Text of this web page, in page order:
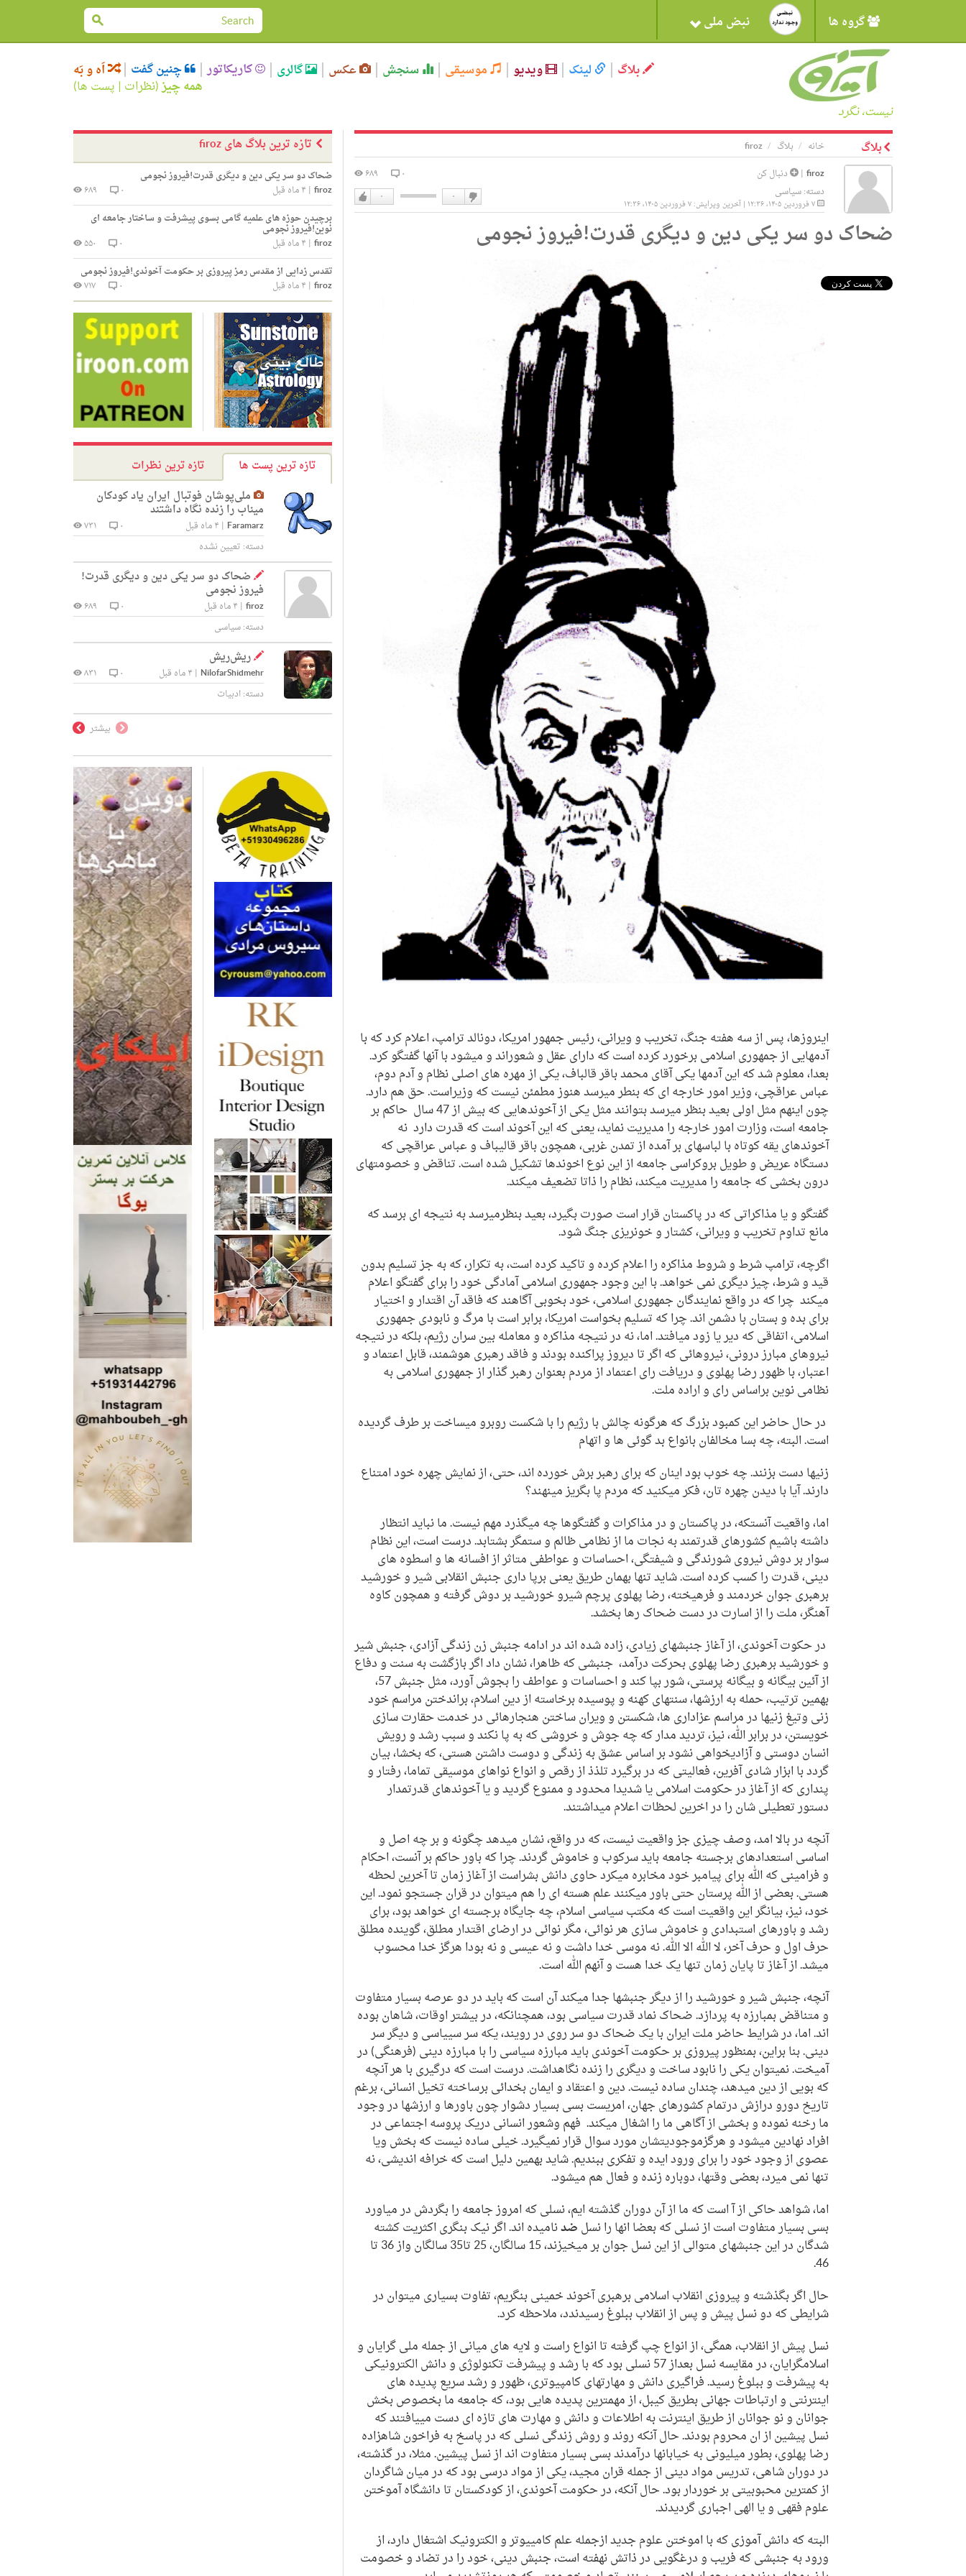
گروه ها نبض ملی
نیست، نگرد
بلاگ لینک ویدیو موسیقی سنجش عکس گالری کاریکاتور چنین گفت اَه و بَه
همه چیز(نظرات | پست ها)
خانه بلاگ بلاگ
firoz
|
دنبال کن
دسته:سیاسی
۰ ۶۸۹
دوست
۰ ۰
دوست
ضحاک دو سر یکی دین و دیگری قدرت!فیروز نجومی
اینروزها، پس از سه هفته جنگ، تخریب و ویرانی، رئیس جمهور امریکا، دونالد ترامپ، اعلام کرد که با
آدمهایی از جمهوری اسلامی برخورد کرده است که دارای عقل و شعوراند و میشود با آنها گفتگو کرد.
بعدا، معلوم شد که این آدمها یکی آقای محمد باقر قالباف، یکی از مهره های اصلی نظام و آدم دوم،
عباس عراقچی، وزیر امور خارجه ای که بنطر میرسد هنوز مطمئن نیست که وزیراست. حق هم دارد.
چون اینهم مثل اولی بعید بنظر میرسد بتوانند مثل یکی از آخوندهایی که بیش از 47 سال حاکم بر
جامعه است، وزارت امور خارجه را مدیریت نماید، یعنی که این آخوند است که قدرت دارد نه
آخوندهای یقه کوتاه با لباسهای بر آمده از تمدن غربی، همچون باقر قالیباف و عباس عراقچی که
دستگاه عریض و طویل بروکراسی جامعه از این نوع اخوندها تشکیل شده است. تناقض و خصومتهای
درون بخشی که جامعه را مدیریت میکند، نظام را ذاتا تضعیف میکند.
گفتگو و یا مذاکراتی که در پاکستان قرار است صورت بگیرد، بعید بنظرمیرسد به نتیجه ای برسد که
مانع تداوم تخریب و ویرانی، کشتار و خونریزی جنگ شود.
اگرچه، ترامپ شرط و شروط مذاکره را اعلام کرده و تاکید کرده است، به تکرار، که به جز تسلیم بدون
قید و شرط، چیز دیگری نمی خواهد. با این وجود جمهوری اسلامی آمادگی خود را برای گفتگو اعلام
میکند چرا که در واقع نمایندگان جمهوری اسلامی، خود بخوبی آگاهند که فاقد آن اقتدار و اختیار
برای بده و بستان با دشمن اند. چرا که تسلیم بخواست امریکا، برابر است با مرگ و نابودی جمهوری
اسلامی، اتفاقی که دیر یا زود میافتد. اما، نه در نتیجه مذاکره و معامله بین سران رژیم، بلکه در نتیجه
نیروهای مبارز درونی، نیروهائی که اگر تا دیروز پراکنده بودند و فاقد رهبری هوشمند، قابل اعتماد و
اعتبار، با ظهور رضا پهلوی و دریافت رای اعتماد از مردم بعنوان رهبر گذار از جمهوری اسلامی به
نظامی نوین براساس رای و اراده ملت.
در حال حاضر این کمبود بزرگ که هرگونه چالش با رژیم را با شکست روبرو میساخت بر طرف گردیده
است. البته، چه بسا مخالفان بانواع بد گوئی ها و اتهام
زنیها دست بزنند. چه خوب بود اینان که برای رهبر برش خورده اند، حتی، از نمایش چهره خود امتناع
دارند. آیا با دیدن چهره تان، فکر میکنید که مردم پا بگریز مینهند؟
اما، واقعیت آنستکه، در پاکستان و در مذاکرات و گفتگوها چه میگذرد مهم نیست. ما نباید انتظار
داشته باشیم کشورهای قدرتمند به نجات ما از نظامی ظالم و ستمگر بشتابد. درست است، این نظام
سوار بر دوش نیروی شورندگی و شیفتگی، احساسات و عواطفی متاثر از افسانه ها و اسطوه های
دینی، قدرت را کسب کرده است. شاید تنها بهمان طریق یعنی برپا داری جنبش انقلابی شیر و خورشید
برهبری جوان خردمند و فرهیخته، رضا پهلوی پرچم شیرو خورشید بر دوش گرفته و همچون کاوه
آهنگر، ملت را از اسارت در دست ضحاک رها بخشد.
در حکوت آخوندی، از آغاز جنبشهای زیادی، زاده شده اند در ادامه جنبش زن زندگی آزادی، جنبش شیر
و خورشید برهبری رضا پهلوی بحرکت درآمد، جنبشی که ظاهرا، نشان داد اگر بازگشت به سنت و دفاع
از آئین بیگانه و بیگانه پرستی، شور بپا کند و احساسات و عواطف را بجوش آورد، مثل جنبش 57،
بهمین ترتیب، حمله به ارزشها، سنتهای کهنه و پوسیده برخاسته از دین اسلام، براندختن مراسم خود
زنی وتیغ زنیها در مراسم عزاداری ها، شکستن و ویران ساختن هنجارهائی در خدمت حقارت سازی
خویستن، در برابر الله، نیز، تردید مدار که چه جوش و خروشی که به پا نکند و سبب رشد و رویش
انسان دوستی و آزادیخواهی نشود بر اساس عشق به زندگی و دوست داشتن هستی، که بخشا، بیان
گردد با ابزار شادی آفرین، فعالیتی که در برگیرد تلذذ از رقص و انواع نواهای موسیقی تماما، رفتار و
پنداری که از آغاز در حکومت اسلامی یا شدیدا محدود و ممنوع گردید و یا آخوندهای قدرتمدار
دستور تعطیلی شان را در اخرین لحظات اعلام میداشتند.
آنچه در بالا امد، وصف چیزی جز واقعیت نیست، که در واقع، نشان میدهد چگونه و بر چه اصل و
اساسی استعدادهای برجسته جامعه باید سرکوب و خاموش گردند. چرا که باور حاکم بر آنست، احکام
و فرامینی که الله برای پیامبر خود مخابره میکرد حاوی دانش بشراست از آغاز زمان تا آخرین لحظه
هستی. بعضی از الله پرستان حتی باور میکنند علم هسته ای را هم میتوان در قران جستجو نمود. این
خود، نیز، بیانگر این واقعیت است که مکتب سیاسی اسلام، چه جایگاه برجسته ای خواهد بود، برای
رشد و باورهای استبدادی و خاموش سازی هر نوائی، مگر نوائی در ارضای اقتدار مطلق، گوینده مطلق
حرف اول و حرف آخر، لا الله الا الله. نه موسی خدا داشت و نه عیسی و نه بودا هرگز خدا محسوب
میشد. از آغاز تا پایان زمان تنها یک خدا هست و آنهم الله است.
آنچه، جنبش شیر و خورشید را از دیگر جنبشها جدا میکند آن است که باید در دو عرصه بسیار متفاوت
و متناقض بمبارزه به پردازد. ضحاک نماد قدرت سیاسی بود، همچنانکه، در بیشتر اوقات، شاهان بوده
اند. اما، در شرایط حاضر ملت ایران با یک ضحاک دو سر روی در رویند، یکه سر سییاسی و دیگر سر
دینی. بنا براین، بمنظور پیروزی بر حکومت آخوندی باید مبارزه سیاسی را با مبارزه دینی (فرهنگی) در
آمیخت. نمیتوان یکی را نابود ساخت و دیگری را زنده نگاهداشت. درست است که درگیری با هر آنچه
که بویی از دین میدهد، چندان ساده نیست. دین و اعتقاد و ایمان بخدائی برساخته تخیل انسانی، برغم
تاریخ دورو درازش درتمام کشورهای جهان، امریست بسی بسیار دشوار چون باورها و ارزشها در وجود
ما رخنه نموده و بخشی از آگاهی ما را اشغال میکند. فهم وشعور انسانی دریک پروسه اجتماعی در
افراد نهادین میشود و هرگزموجودیتشان مورد سوال قرار نمیگیرد. خیلی ساده نیست که بخش ویا
عصوی از وجود خود را برای ورود ایده و تفکری ببندیم. شاید بهمین دلیل است که خرافه اندیشی، نه
تنها نمی میرد، بعضی وقتها، دوباره زنده و فعال هم میشود.
اما، شواهد حاکی از آ است که ما از آن دوران گذشته ایم، نسلی که امروز جامعه را بگردش در میاورد
بسی بسیار متفاوت است از نسلی که بعضا انها را نسل ضدنامیده اند. اگر نیک بنگری اکثریت کشته
شدگان در این جنبشهای متوالی از این نسل جوان بر میخیزند، 15 سالگان، 25 تا35 سالگان واز 36 تا
46.
حال اگر بگذشته و پیروزی انقلاب اسلامی برهبری آخوند خمینی بنگریم، تفاوت بسیاری میتوان در
شرایطی که دو نسل پیش و پس از انقلاب ببلوغ رسیدندد، ملاحظه کرد.
نسل پیش از انقلاب، همگی، از انواع چپ گرفته تا انواع راست و لایه های میانی از جمله ملی گرایان و
اسلامگرایان، در مقایسه نسل بعداز 57 نسلی بود که با رشد و پیشرفت تکنولوژی و دانش الکترونیکی
به پیشرفت و ببلوغ رسید. فراگیری دانش و مهارتهای کامپیوتری، ظهور و رشد سریع پدیده های
اینترنتی و ارتباطات جهانی بطریق کیبل، از مهمترین پدیده هایی بود، که جامعه ما بخصوص بخش
جوانان و نو جوانان از طریق اینترنت به اطلاعات و دانش و مهارت های تازه ای دست مییافتند که
نسل پیشین از ان محروم بودند. حال آنکه روند و روش زندگی نسلی که در پاسخ به فراخون شاهزاده
رضا پهلوی، بطور میلیونی به خیابانها درآمدند بسی بسیار متفاوت اند از نسل پیشین. مثلا، در گذشته،
در دوران شاهی، تدریس مواد دینی از جمله قران مجید، یکی از مواد درسی بود که در میان شاگردان
از کمترین محبوبیتی بر خوردار بود. حال آنکه، در حکومت آخوندی، از کودکستان تا دانشگاه آموختن
علوم فقهی و یا الهی اجباری گردیدند.
البته که دانش آموزی که با اموختن علوم جدید ازجمله علم کامییوتر و الکترونیک اشتغال دارد، از
ورود به جنبشی که فریب و درغگویی در ذاتش نهفته است، جنبش دینی، خود را در تضاد و خصومت
تازه ترین بلاگ های firoz
ضحاک دو سر یکی دین و دیگری قدرت!فیروز نجومی
firoz
| ۴ ماه قبل ۰
۶۸۹
برچیدن حوزه های علمیه گامی بسوی پیشرفت و ساختار جامعه ای
نوین!فیروز نجومی
firoz
| ۴ ماه قبل ۰
۵۵۰
تقدس زدایی از مقدس رمز پیروزی بر حکومت آخوندی!فیروز نجومی
firoz
| ۴ ماه قبل ۰ ۷۱۷
تازه ترین پست ها
تازه ترین نظرات
ملی‌پوشان فوتبال ایران یاد کودکان
میناب را زنده نگاه داشتند
Faramarz
| ۴ ماه قبل ۰
۷۳۱
دسته: تعیین نشده
ضحاک دو سر یکی دین و دیگری قدرت!
فیروز نجومی
firoz
| ۴ ماه قبل ۰
۶۸۹
دسته:سیاسی
ریش‌ریش
NilofarShidmehr
| ۴ ماه قبل ۰
۸۳۱
دسته:ادبیات
بیشتر